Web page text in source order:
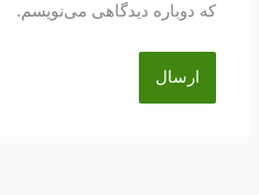
که دوباره دیدگاهی می‌نویسم.